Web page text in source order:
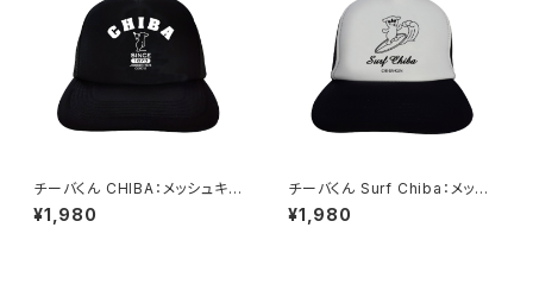
チーバくん CHIBA：メッシュキャ
ップ（ブラック）
¥1,980
チーバくん Surf Chiba：メッシ
ュキャップ（Bホワイト）
¥1,980